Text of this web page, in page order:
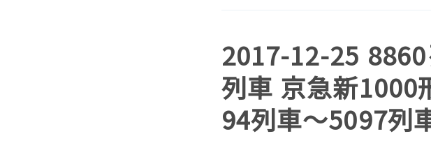
2017-12-25
列車 京急新1000
94列車〜5097列